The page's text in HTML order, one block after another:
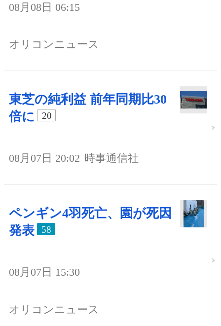
08月08日 06:15
オリコンニュース
東芝の純利益 前年同期比30
倍に
20
08月07日 20:02 時事通信社
ペンギン4羽死亡、園が死因
発表
58
08月07日 15:30
オリコンニュース